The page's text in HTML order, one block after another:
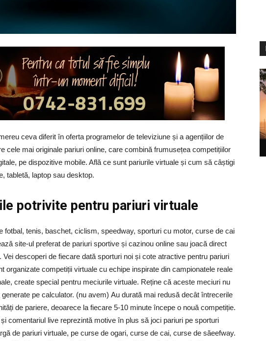
ceva diferit în oferta programelor de televiziune și a agențiilor de
cele mai originale pariuri online, care combină frumusețea competițiilor
pe dispozitive mobile. Află ce sunt pariurile virtuale și cum să câștigi
tabletă, laptop sau desktop.
potrivite pentru pariuri virtuale
fotbal, tenis, baschet, ciclism, speedway, sporturi cu motor, curse de cai
site-ul preferat de pariuri sportive și cazinou online sau joacă direct
descoperi de fiecare dată sporturi noi și cote atractive pentru pariuri
organizate competiții virtuale cu echipe inspirate din campionatele reale
create special pentru meciurile virtuale. Reține că aceste meciuri nu
pe calculator. (nu avem) Au durată mai redusă decât întrecerile
de pariere, deoarece la fiecare 5-10 minute începe o nouă competiție.
comentariul live reprezintă motive în plus să joci pariuri pe sporturi
de pariuri virtuale, pe curse de ogari, curse de cai, curse de săeefway.